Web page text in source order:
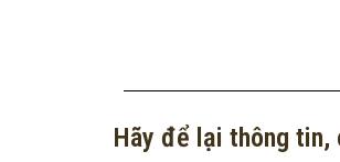
Hãy để lại thông tin,